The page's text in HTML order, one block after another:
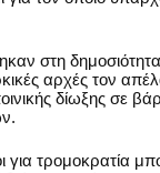
στη
αρχές τον
δίωξης σε
για τρομοκρατία